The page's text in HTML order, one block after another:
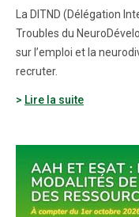
La DITND (Délégation
Troubles du
sur l’emploi et la
recruter.
Lire la suite